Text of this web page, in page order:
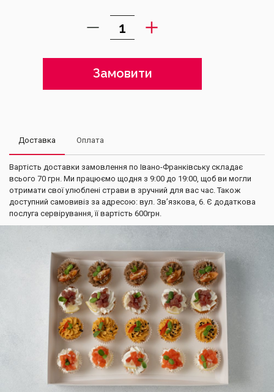
Замовити
Доставка Оплата
Вартість доставки замовлення по Івано-Франківську складає
всього 70 грн. Ми працюємо щодня з 9:00 до 19:00, щоб ви могли
отримати свої улюблені страви в зручний для вас час. Також
доступний самовивіз за адресою: вул. Зв’язкова, 6. Є додаткова
послуга сервірування, її вартість 600грн.